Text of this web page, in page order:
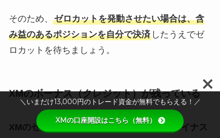
そのため、 ゼロカットを発動させたい場合は、含
み益のあるポジションを自分で決済したうえでゼ
ロカットを待ちましょう。
XMのボーナス（クレジット）が残っている
XMのゼロカットの条件は、有効証拠金がマイナス
＼いまだけ13,000円のトレード資金が無料でもらえる！／
XMの口座開設はこちら（無料）